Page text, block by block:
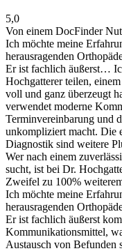
5,0
Von einem DocFinder
Ich möchte meine
herausragenden
Er ist fachlich äußerst…
Hochgatterer teilen,
voll und ganz überzeugt
verwendet moderne
Terminvereinbarung und
unkompliziert macht. Die
Diagnostik sind weitere
Wer nach einem
sucht, ist bei Dr.
Zweifel zu 100%
Ich möchte meine
herausragenden
Er ist fachlich äußerst
Kommunikationsmittel,
Austausch von Befunden